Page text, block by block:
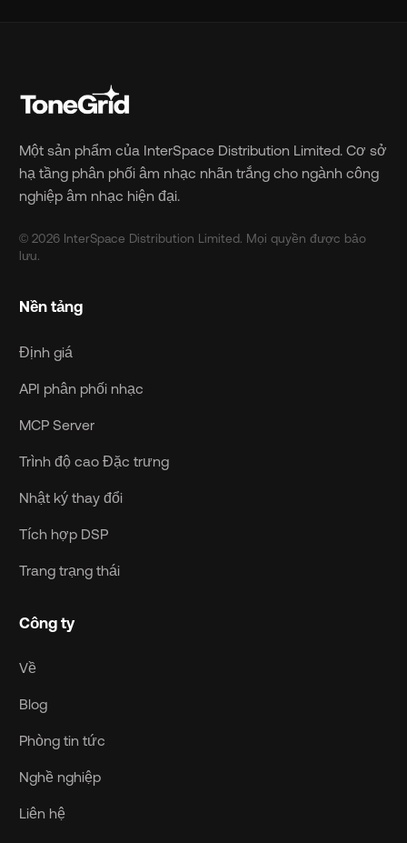
Một sản phẩm của InterSpace Distribution Limited. Cơ sở
hạ tầng phân phối âm nhạc nhãn trắng cho ngành công
nghiệp âm nhạc hiện đại.
© 2026 InterSpace Distribution Limited. Mọi quyền được bảo
lưu.
Nền tảng
Định giá
API phân phối nhạc
MCP Server
Trình độ cao Đặc trưng
Nhật ký thay đổi
Tích hợp DSP
Trang trạng thái
Công ty
Về
Blog
Phòng tin tức
Nghề nghiệp
Liên hệ